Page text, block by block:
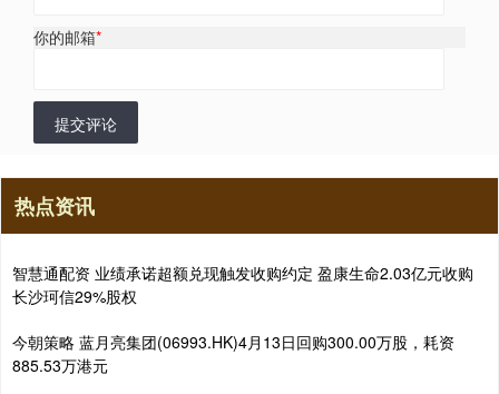
你的邮箱*
提交评论
热点资讯
智慧通配资 业绩承诺超额兑现触发收购约定 盈康生命2.03亿元收购
长沙珂信29%股权
今朝策略 蓝月亮集团(06993.HK)4月13日回购300.00万股，耗资
885.53万港元